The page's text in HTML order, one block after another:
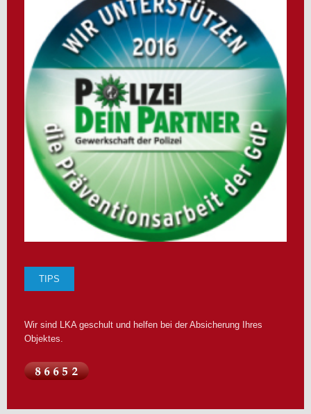
TIPS
Wir sind LKA geschult und helfen bei der Absicherung Ihres
Objektes.